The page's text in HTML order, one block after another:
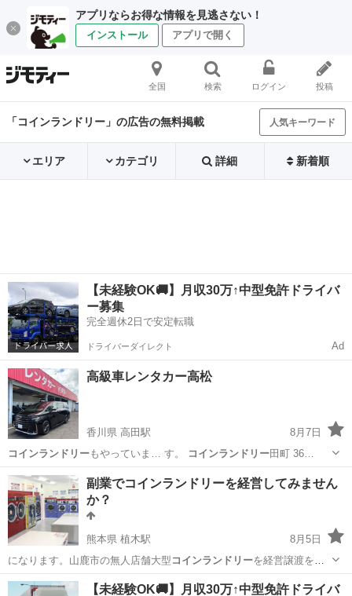
アプリならお得な情報を見逃さない！
インストール アプリで開く
全国 検索 ログイン 投稿
「コインランドリー」の広告の無料掲載 人気キーワード
エリア カテゴリ 詳細 新着順
【未経験OK🚚】月収30万↑中型免許ドライバ
ー募集
完全週休2日で安定転職
ドライバーダイレクト Ad
高級車レンタカー高松
香川県 高田駅
8月7日
コインランドリーもやっていま… す。 コインランドリー田町 36…
香川 高松市 高田駅 レンタカー
副業でコインランドリーを経営してみません
か？
熊本県 植木駅
8月5日
になります。山鹿市の無人店舗大型 コインランドリーを経営譲渡を考
えたいます。自営業…
熊本 山鹿市 植木駅 その他 コインランドリー
【未経験OK🚚】月収30万↑中型免許ドライバ